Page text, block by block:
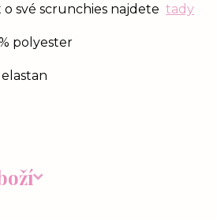
o své scrunchies najdete tady
polyester